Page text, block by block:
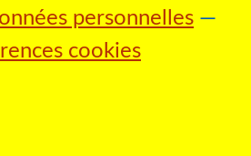
personnelles
cookies